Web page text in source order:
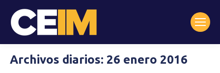
Archivos diarios: 26 enero 2016